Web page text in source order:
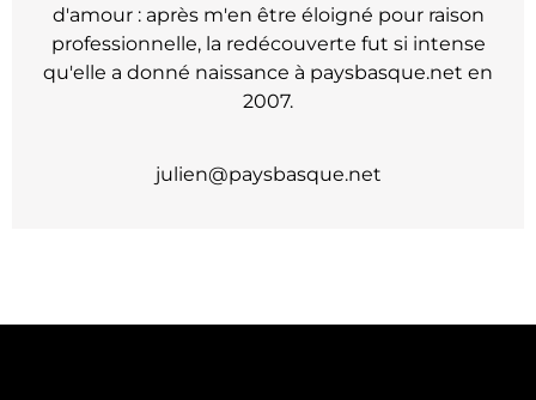
d'amour : après m'en être éloigné pour raison
professionnelle, la redécouverte fut si intense
qu'elle a donné naissance à paysbasque.net en
2007.
julien@paysbasque.net